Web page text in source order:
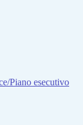
Piano esecutivo